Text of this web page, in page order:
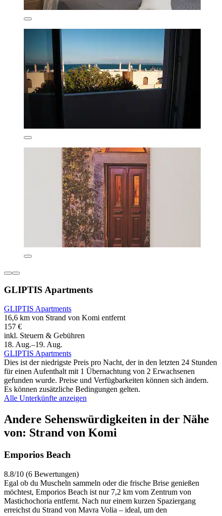
GLIPTIS Apartments
GLIPTIS Apartments
16,6 km von Strand von Komi entfernt
157 €
inkl. Steuern & Gebühren
18. Aug.–19. Aug.
GLIPTIS Apartments
Dies ist der niedrigste Preis pro Nacht, der in den letzten 24 Stunden
für einen Aufenthalt mit 1 Übernachtung von 2 Erwachsenen
gefunden wurde. Preise und Verfügbarkeiten können sich ändern.
Es können zusätzliche Bedingungen gelten.
Alle Unterkünfte anzeigen
Andere Sehenswürdigkeiten in der Nähe
von: Strand von Komi
Emporios Beach
8.8/10 (6 Bewertungen)
Egal ob du Muscheln sammeln oder die frische Brise genießen
möchtest, Emporios Beach ist nur 7,2 km vom Zentrum von
Mastichochoria entfernt. Nach nur einem kurzen Spaziergang
erreichst du Strand von Mavra Volia – ideal, um den